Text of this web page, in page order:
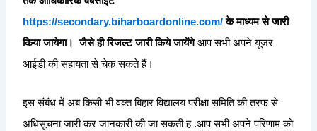
https://secondary.biharboardonline.com/के माध्यम से जारी
किया जायेगा। जैसे ही रिजल्ट जारी किये जायेंगेआप सभी अपने यूजर
आईडी की सहायता से चेक सकते हैं।
इस संबंध में अब किसी भी वक्त बिहार विद्यालय परीक्षा समिति की तरफ से
अधिसूचना जारी कर जानकारी की जा सकती ह .आप सभी अपने परिणाम को